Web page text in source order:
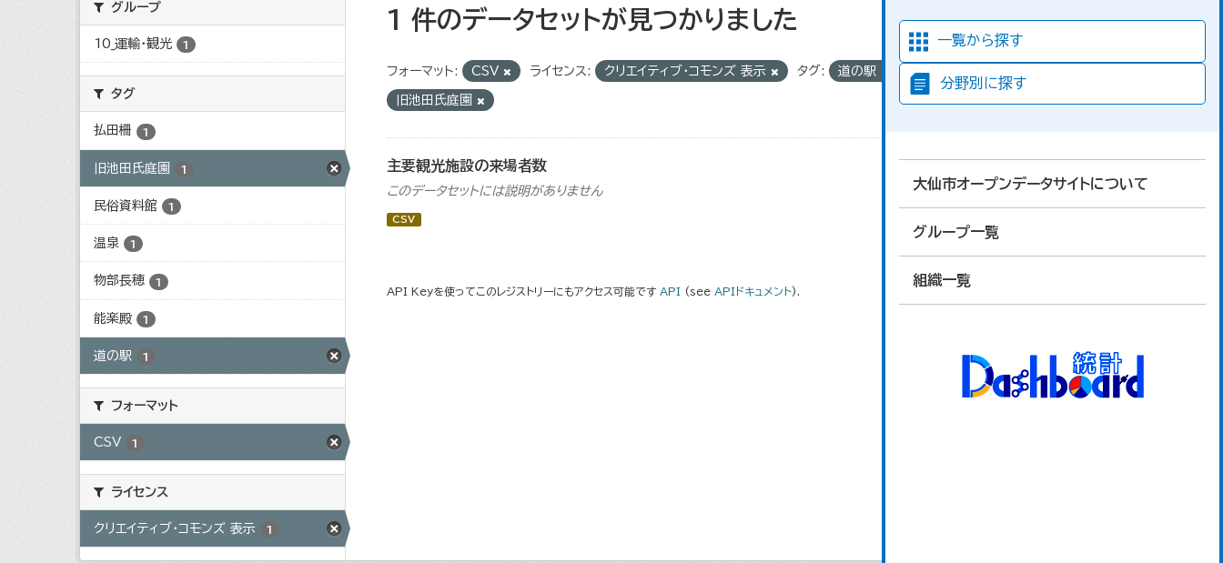
一覧から探す
分野別に探す
大仙市オープンデータサイトについて
グループ一覧
組織一覧
グループ
10_運輸・観光 1
タグ
払田柵 1
旧池田氏庭園 1
民俗資料館 1
温泉 1
物部長穂 1
能楽殿 1
道の駅 1
フォーマット
CSV 1
ライセンス
クリエイティブ・コモンズ 表示 1
1 件のデータセットが見つかりました
フォーマット: CSV ライセンス: クリエイティブ・コモンズ 表示 タグ: 道の駅
旧池田氏庭園
主要観光施設の来場者数
このデータセットには説明がありません
CSV
API Keyを使ってこのレジストリーにもアクセス可能です API (see APIドキュメント).